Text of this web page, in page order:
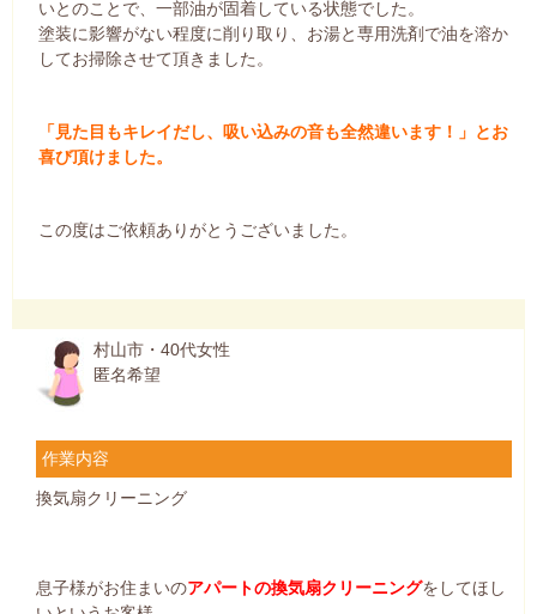
いとのことで、一部油が固着している状態でした。
塗装に影響がない程度に削り取り、お湯と専用洗剤で油を溶か
してお掃除させて頂きました。
「見た目もキレイだし、吸い込みの音も全然違います！」とお
喜び頂けました。
この度はご依頼ありがとうございました。
村山市・40代女性
匿名希望
作業内容
換気扇クリーニング
息子様がお住まいのアパートの換気扇クリーニングをしてほし